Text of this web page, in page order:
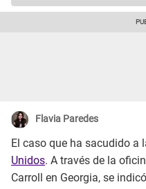
Flavia Paredes
El caso que ha sacudido a
Unidos. A través de la
Carroll en Georgia, se